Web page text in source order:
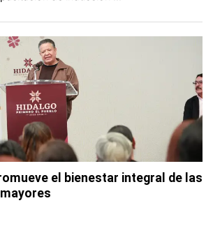
el bienestar integral de las
mayores